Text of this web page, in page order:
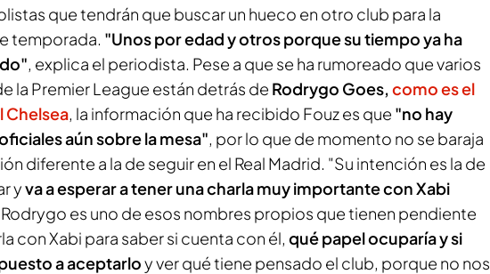
que tendrán que buscar un hueco en otro club para la
temporada. "Unos por edad y otros porque su tiempo ya ha
, explica el periodista. Pese a que se ha rumoreado que varios
la Premier League están detrás de Rodrygo Goes,como es el
Chelsea, la información que ha recibido Fouz es que "no hay
aún sobre la mesa", por lo que de momento no se baraja
diferente a la de seguir en el Real Madrid. "Su intención es la de
yva a esperar a tener una charla muy importante con Xabi
Rodrygo es uno de esos nombres propios que tienen pendiente
con Xabi para saber si cuenta con él, qué papel ocuparía y si
a aceptarloy ver qué tiene pensado el club, porque no nos